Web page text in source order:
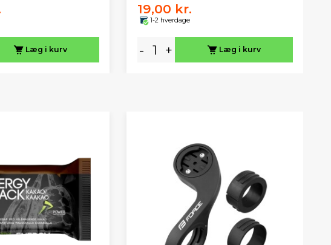
Læg i kurv
19,00 kr.
1-2 hverdage
- + Læg i kurv